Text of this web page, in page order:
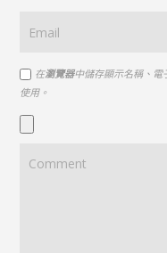
在瀏覽器中儲存顯示名稱、電
使用。